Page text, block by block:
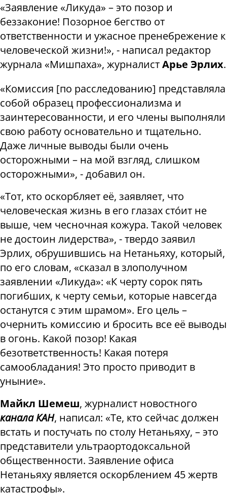
«Заявление «Ликуда» – это позор и
беззаконие! Позорное бегство от
ответственности и ужасное пренебрежение к
человеческой жизни!», - написал редактор
журнала «Мишпаха», журналистАрье Эрлих.
«Комиссия [по расследованию] представляла
собой образец профессионализма и
заинтересованности, и его члены выполняли
свою работу основательно и тщательно.
Даже личные выводы были очень
осторожными – на мой взгляд, слишком
осторожными», - добавил он.
«Тот, кто оскорбляет её, заявляет, что
человеческая жизнь в его глазах стóит не
выше, чем чесночная кожура. Такой человек
не достоин лидерства», - твердо заявил
Эрлих, обрушившись на Нетаньяху, который,
по его словам, «сказал в злополучном
заявлении «Ликуда»: «К черту сорок пять
погибших, к черту семьи, которые навсегда
останутся с этим шрамом». Его цель –
очернить комиссию и бросить все её выводы
в огонь. Какой позор! Какая
безответственность! Какая потеря
самообладания! Это просто приводит в
уныние».
Майкл Шемеш, журналист новостного
канала КАН, написал: «Те, кто сейчас должен
встать и постучать по столу Нетаньяху, – это
представители ультраортодоксальной
общественности. Заявление офиса
Нетаньяху является оскорблением 45 жертв
катастрофы».